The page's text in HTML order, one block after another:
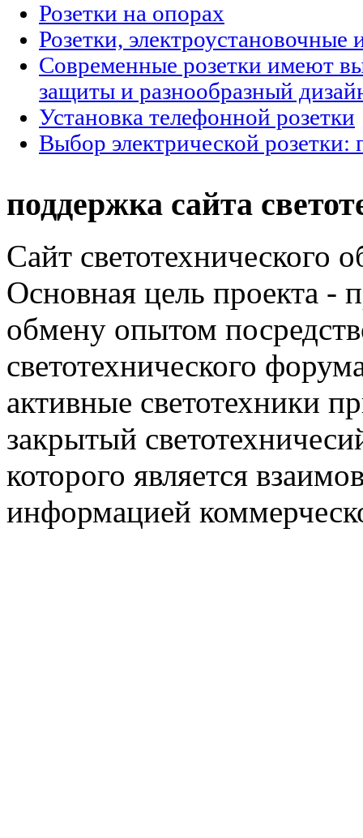
Розетки на опорах
Розетки, электроустановочные
Современные розетки имеют
защиты и разнообразный
Установка телефонной розетки
Выбор электрической
поддержка сайта
Сайт светотехнического
Основная цель проекта -
обмену опытом
светотехнического
активные светотехники
закрытый
которого является
информацией